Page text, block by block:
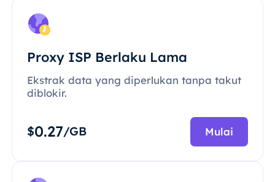
Proxy ISP Berlaku Lama
Ekstrak data yang diperlukan tanpa takut
diblokir.
$0.27/GB Mulai